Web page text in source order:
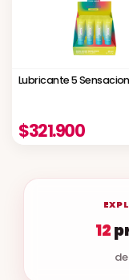
Lubricante 5
$321.900
12